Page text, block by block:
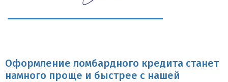
Оформление ломбардного кредита станет
намного проще и быстрее с нашей